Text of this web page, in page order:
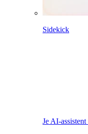
Sidekick
Je AI-